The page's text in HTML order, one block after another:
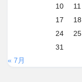
10
11
17
18
24
25
31
« 7月